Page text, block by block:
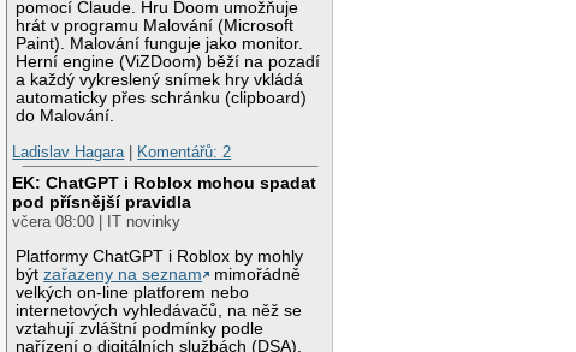
pomocí Claude. Hru Doom umožňuje
hrát v programu Malování (Microsoft
Paint). Malování funguje jako monitor.
Herní engine (ViZDoom) běží na pozadí
a každý vykreslený snímek hry vkládá
automaticky přes schránku (clipboard)
do Malování.
Ladislav Hagara
Komentářů: 2
EK: ChatGPT i Roblox mohou spadat
pod přísnější pravidla
včera 08:00 | IT novinky
Platformy ChatGPT i Roblox by mohly
býtzařazeny na seznam
mimořádně
velkých on-line platforem nebo
internetových vyhledávačů, na něž se
vztahují zvláštní podmínky podle
nařízení o digitálních službách (DSA).